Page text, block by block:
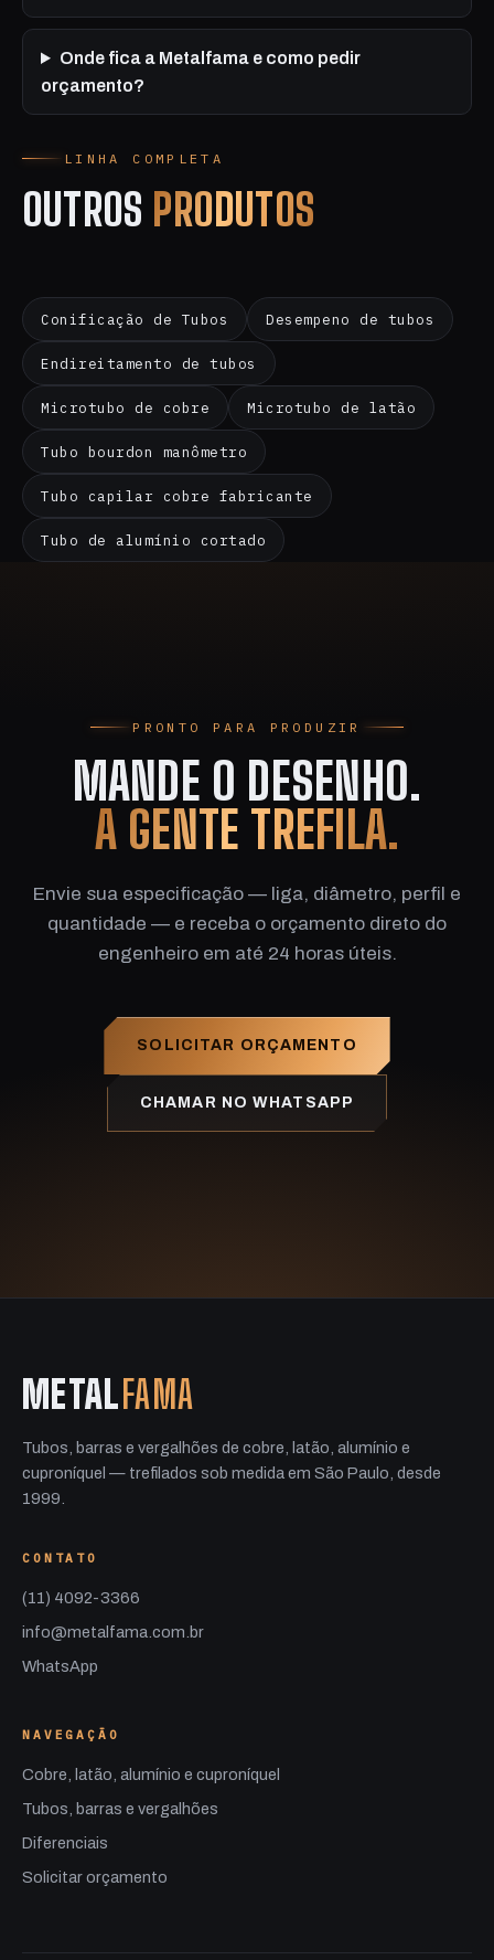
Onde fica a Metalfama e como pedir
orçamento?
LINHA COMPLETA
OUTROS PRODUTOS
Conificação de Tubos Desempeno de tubos
Endireitamento de tubos
Microtubo de cobre Microtubo de latão
Tubo bourdon manômetro
Tubo capilar cobre fabricante
Tubo de alumínio cortado
PRONTO PARA PRODUZIR
MANDE O DESENHO.
A GENTE TREFILA.
Envie sua especificação — liga, diâmetro, perfil e
quantidade — e receba o orçamento direto do
engenheiro em até 24 horas úteis.
SOLICITAR ORÇAMENTO
CHAMAR NO WHATSAPP
METAL FAMA
Tubos, barras e vergalhões de cobre, latão, alumínio e
cuproníquel — trefilados sob medida em São Paulo, desde
1999.
CONTATO
(11) 4092-3366
info@metalfama.com.br
WhatsApp
NAVEGAÇÃO
Cobre, latão, alumínio e cuproníquel
Tubos, barras e vergalhões
Diferenciais
Solicitar orçamento